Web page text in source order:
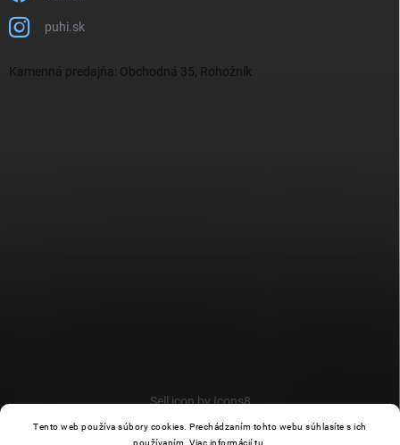
Tento web používa súbory cookies. Prechádzaním tohto webu súhlasíte s ich
používaním. Viac informáciítu
puhi.sk
Kamenná predajňa: Obchodná 35, Rohožník
Sell icon by Icons8